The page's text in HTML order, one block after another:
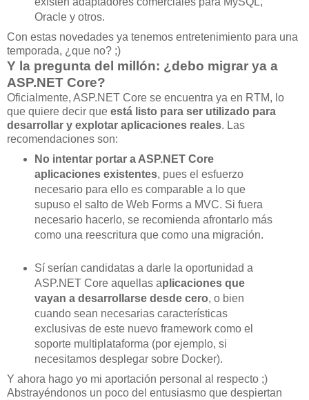
Oracle y otros.
Con estas novedades ya tenemos entretenimiento para una
temporada, ¿que no? ;)
Y la pregunta del millón: ¿debo migrar ya a
ASP.NET Core?
Oficialmente, ASP.NET Core se encuentra ya en RTM, lo
que quiere decir que está listo para ser utilizado para
desarrollar y explotar aplicaciones reales. Las
recomendaciones son:
No intentar portar a ASP.NET Core
aplicaciones existentes, pues el esfuerzo
necesario para ello es comparable a lo que
supuso el salto de Web Forms a MVC. Si fuera
necesario hacerlo, se recomienda afrontarlo más
como una reescritura que como una migración.
Sí serían candidatas a darle la oportunidad a
ASP.NET Core aquellas aplicaciones que
vayan a desarrollarse desde cero, o bien
cuando sean necesarias características
exclusivas de este nuevo framework como el
soporte multiplataforma (por ejemplo, si
necesitamos desplegar sobre Docker).
Y ahora hago yo mi aportación personal al respecto ;)
Abstrayéndonos un poco del entusiasmo que despiertan